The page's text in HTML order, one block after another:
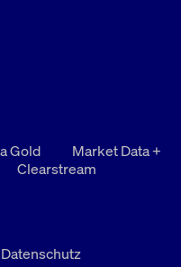
Gold
Market Data +
Clearstream
Datenschutz